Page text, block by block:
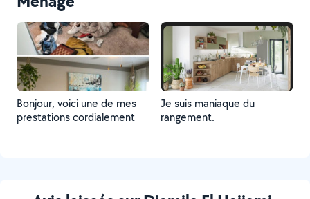
Bonjour, voici une de mes
prestations cordialement
Je suis maniaque du
rangement.